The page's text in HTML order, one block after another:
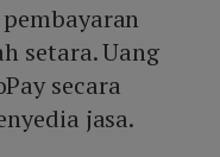
setara. Uang
secara
jasa.